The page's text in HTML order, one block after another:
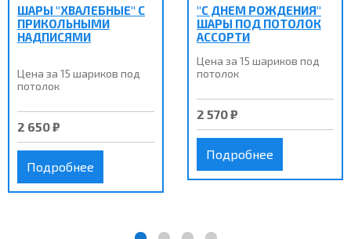
ШАРЫ "ХВАЛЕБНЫЕ" С
ПРИКОЛЬНЫМИ
НАДПИСЯМИ
Цена за 15 шариков под
потолок
2 650 ₽
Подробнее
"С ДНЕМ РОЖДЕНИЯ"
ШАРЫ ПОД ПОТОЛОК
АССОРТИ
Цена за 15 шариков под
потолок
2 570 ₽
Подробнее